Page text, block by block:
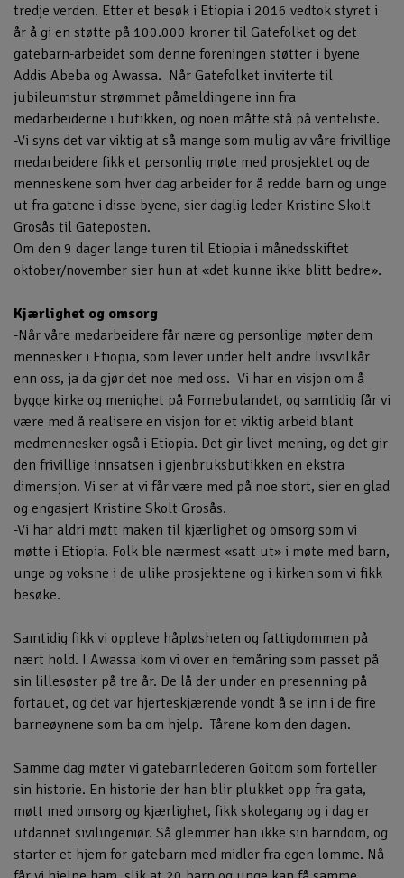
tredje verden. Etter et besøk i Etiopia i 2016 vedtok styret i
år å gi en støtte på 100.000 kroner til Gatefolket og det
gatebarn-arbeidet som denne foreningen støtter i byene
Addis Abeba og Awassa. Når Gatefolket inviterte til
jubileumstur strømmet påmeldingene inn fra
medarbeiderne i butikken, og noen måtte stå på venteliste.
-Vi syns det var viktig at så mange som mulig av våre frivillige
medarbeidere fikk et personlig møte med prosjektet og de
menneskene som hver dag arbeider for å redde barn og unge
ut fra gatene i disse byene, sier daglig leder Kristine Skolt
Grosås til Gateposten.
Om den 9 dager lange turen til Etiopia i månedsskiftet
oktober/november sier hun at «det kunne ikke blitt bedre».
Kjærlighet og omsorg
-Når våre medarbeidere får nære og personlige møter dem
mennesker i Etiopia, som lever under helt andre livsvilkår
enn oss, ja da gjør det noe med oss. Vi har en visjon om å
bygge kirke og menighet på Fornebulandet, og samtidig får vi
være med å realisere en visjon for et viktig arbeid blant
medmennesker også i Etiopia. Det gir livet mening, og det gir
den frivillige innsatsen i gjenbruksbutikken en ekstra
dimensjon. Vi ser at vi får være med på noe stort, sier en glad
og engasjert Kristine Skolt Grosås.
-Vi har aldri møtt maken til kjærlighet og omsorg som vi
møtte i Etiopia. Folk ble nærmest «satt ut» i møte med barn,
unge og voksne i de ulike prosjektene og i kirken som vi fikk
besøke.
Samtidig fikk vi oppleve håpløsheten og fattigdommen på
nært hold. I Awassa kom vi over en femåring som passet på
sin lillesøster på tre år. De lå der under en presenning på
fortauet, og det var hjerteskjærende vondt å se inn i de fire
barneøynene som ba om hjelp. Tårene kom den dagen.
Samme dag møter vi gatebarnlederen Goitom som forteller
sin historie. En historie der han blir plukket opp fra gata,
møtt med omsorg og kjærlighet, fikk skolegang og i dag er
utdannet sivilingeniør. Så glemmer han ikke sin barndom, og
starter et hjem for gatebarn med midler fra egen lomme. Nå